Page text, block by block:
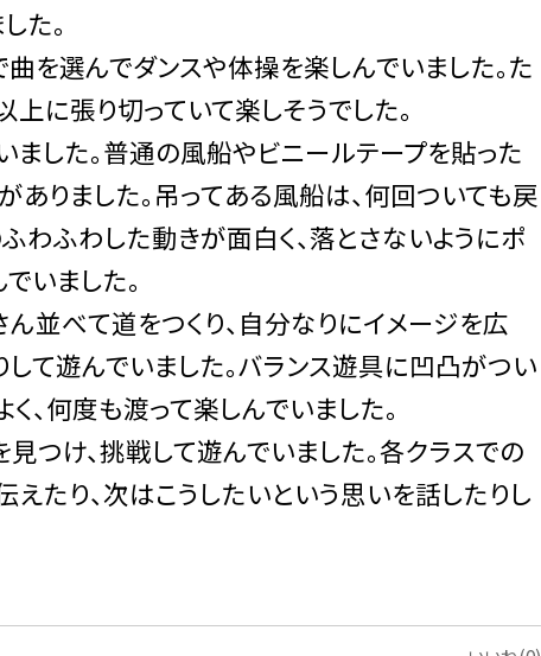
た。
を選んでダンスや体操を楽しんでいました。た
に張り切っていて楽しそうでした。
した。普通の風船やビニールテープを貼った
りました。吊ってある風船は、何回ついても戻
わふわした動きが面白く、落とさないようにポ
いました。
並べて道をつくり、自分なりにイメージを広
して遊んでいました。バランス遊具に凹凸がつい
、何度も渡って楽しんでいました。
つけ、挑戦して遊んでいました。各クラスでの
たり、次はこうしたいという思いを話したりし